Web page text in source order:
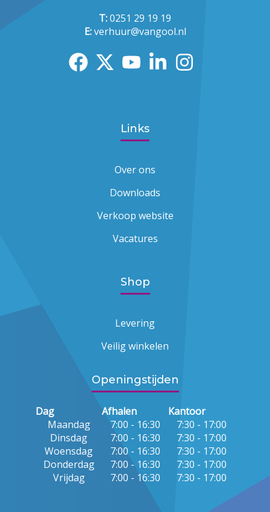
T:0251 29 19 19
E:verhuur@vangool.nl
Links
Over ons
Downloads
Verkoop website
Vacatures
Shop
Levering
Veilig winkelen
Openingstijden
Dag Afhalen
Kantoor
Maandag
7:00 - 16:30
7:30 - 17:00
Dinsdag
7:00 - 16:30
7:30 - 17:00
Woensdag
7:00 - 16:30
7:30 - 17:00
Donderdag
7:00 - 16:30
7:30 - 17:00
Vrijdag
7:00 - 16:30 7:30 - 17:00